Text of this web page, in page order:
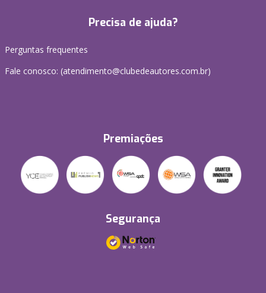
Precisa de ajuda?
Perguntas frequentes
Fale conosco: (atendimento@clubedeautores.com.br)
Premiações
Segurança